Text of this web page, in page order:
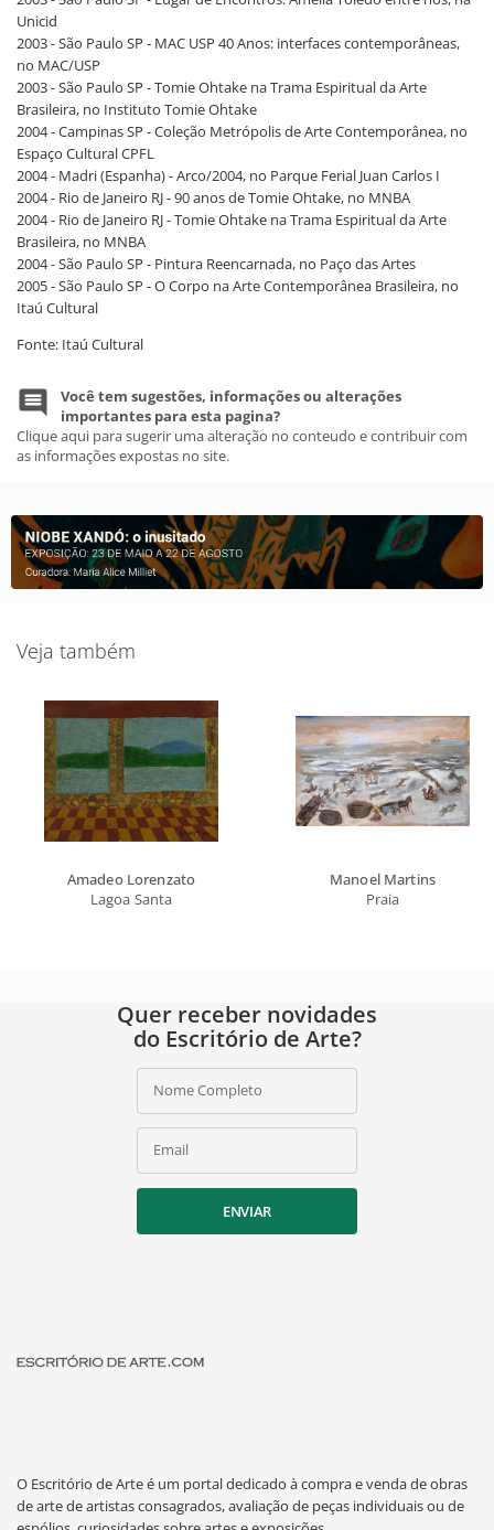
Unicid
2003 - São Paulo SP - MAC USP 40 Anos: interfaces contemporâneas,
no MAC/USP
2003 - São Paulo SP - Tomie Ohtake na Trama Espiritual da Arte
Brasileira, no Instituto Tomie Ohtake
2004 - Campinas SP - Coleção Metrópolis de Arte Contemporânea, no
Espaço Cultural CPFL
2004 - Madri (Espanha) - Arco/2004, no Parque Ferial Juan Carlos I
2004 - Rio de Janeiro RJ - 90 anos de Tomie Ohtake, no MNBA
2004 - Rio de Janeiro RJ - Tomie Ohtake na Trama Espiritual da Arte
Brasileira, no MNBA
2004 - São Paulo SP - Pintura Reencarnada, no Paço das Artes
2005 - São Paulo SP - O Corpo na Arte Contemporânea Brasileira, no
Itaú Cultural
Fonte: Itaú Cultural
Você tem sugestões, informações ou alterações
importantes para esta pagina?
Clique aqui para sugerir uma alteração no conteudo e contribuir com
as informações expostas no site.
Veja também
Amadeo Lorenzato
Lagoa Santa
Manoel Martins
Praia
Quer receber novidades
do Escritório de Arte?
Nome Completo
Email
ENVIAR
O Escritório de Arte é um portal dedicado à compra e venda de obras
de arte de artistas consagrados, avaliação de peças individuais ou de